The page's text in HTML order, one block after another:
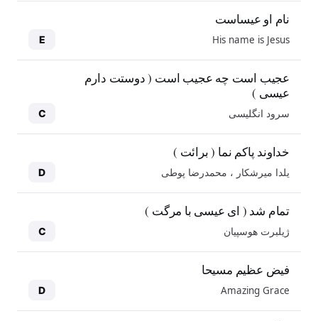
نام او عیساست
His name is Jesus
E
عجیب است چه عجیب است ( دوستت دارم
عیسی )
سرود انگلیسی C
خداوند پاکم نما ( برائت )
یلدا میرشکار ، محمدرضا پوطی D
تمام شد ( ای عیسی با مرگت )
ژیلبرت هوسپیان C
فیض عظیم مسیحا
Amazing Grace
D